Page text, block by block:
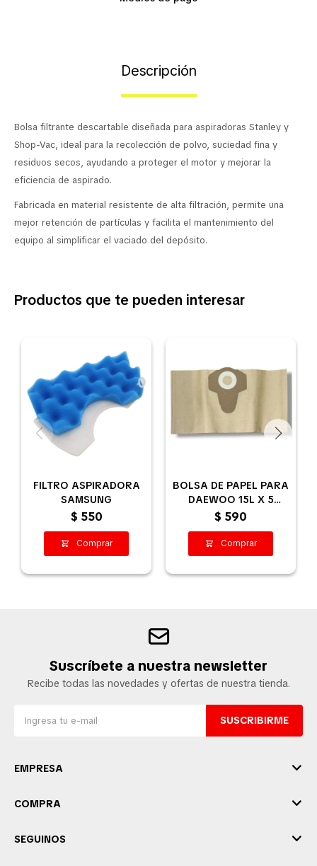
Descripción
Bolsa filtrante descartable diseñada para aspiradoras Stanley y
Shop-Vac, ideal para la recolección de polvo, suciedad fina y
residuos secos, ayudando a proteger el motor y mejorar la
eficiencia de aspirado.
Fabricada en material resistente de alta filtración, permite una
mejor retención de partículas y facilita el mantenimiento del
equipo al simplificar el vaciado del depósito.
Productos que te pueden interesar
FILTRO ASPIRADORA
SAMSUNG
$ 550
BOLSA DE PAPEL PARA
DAEWOO 15L X 5
UNIDADES
$ 590
Suscríbete a nuestra newsletter
Recibe todas las novedades y ofertas de nuestra tienda.
SUSCRIBIRME
EMPRESA
COMPRA
SEGUINOS